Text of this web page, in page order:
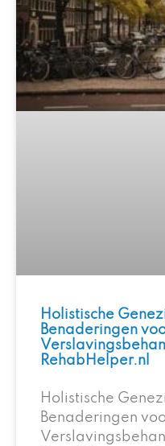
Holistische
Benaderingen
RehabHelper.nl
Holistische
Benaderingen